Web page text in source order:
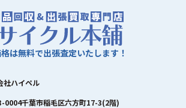
は無料で出張査定いたします！
社ハイペル
0004千葉市稲毛区六方町17-3(2階)